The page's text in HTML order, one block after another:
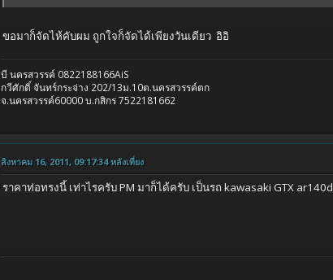
ขอมาก็จัดไห้คับผม ถูกใจก็จัดได้เพียงวันเดียว อิอิ
บี นครสวรรค์ 0822188166AiS
กวีศักดิ์ จันทร์กระจ่าง 202/13ม.10ต.นครสวรรค์ตก
จ.นครสวรรค์60000 บ.กสิกร 7522181662
สิงหาคม 16, 2011, 09:17:34 หลังเที่ยง
ราคาท่อทรงนี้ เท่าไรครับ PM มาก็ได้ครับ เป็นรถ kawasaki GTX ar140d